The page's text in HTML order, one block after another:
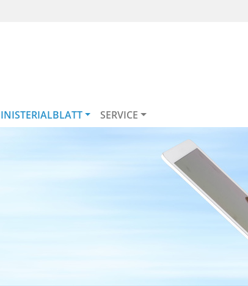
SERVICE